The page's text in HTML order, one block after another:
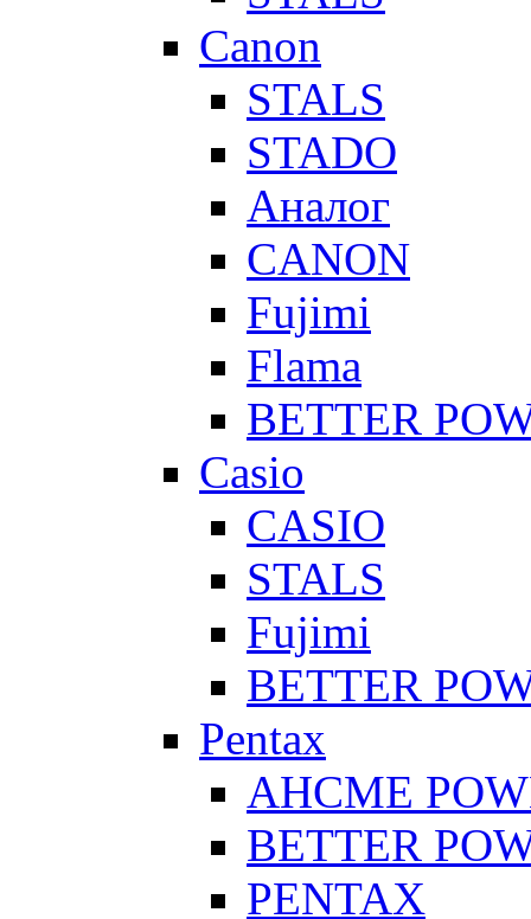
Canon
STALS
STADO
Аналог
CANON
Fujimi
Flama
BETTER
Casio
CASIO
STALS
Fujimi
BETTER
Pentax
AHCME
BETTER
PENTAX